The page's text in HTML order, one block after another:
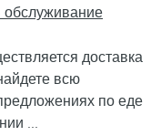
обслуживание
доставка
всю
по еде
...